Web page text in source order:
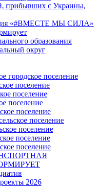
прибывших с Украины,
«#ВМЕСТЕ МЫ СИЛА»
образования
округ
городское поселение
поселение
поселение
поселение
поселение
поселение
поселение
поселение
поселение
2026